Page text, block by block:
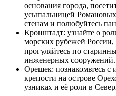
основания города,
усыпальницей
стенам и полюбуйтесь
Кронштадт: узнайте о
морских рубежей
прогуляйтесь по
инженерных сооружений.
Орешек: познакомьтесь с
крепости на острове
узниках и её роли в